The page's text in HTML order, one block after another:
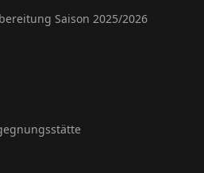
Saison 2025/2026